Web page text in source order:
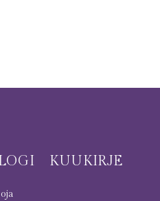
KUUKIRJE